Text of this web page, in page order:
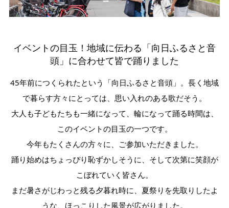
イベントの目玉！地域に伝わる「向日ふるさと音
頭」に合わせて皆で踊りました
45年前につくられたという「向日ふるさと音頭」。長く地域
で暮らす方々にとっては、思い入れのある歌だそう。
大人も子どもたちも一緒になって、輪になって踊る時間は、
このイベントの目玉の一つです。
今年もたくさんの方々に、ご参加いただきました。
踊り始めはちょっぴり恥ずかしそうに、そして次第に笑顔が
こぼれていく皆さん。
まだ暑さがじわっと残る夕暮れ時に、夏祭りを先取りしたよ
うな、ほっこりした風景が広がりました。